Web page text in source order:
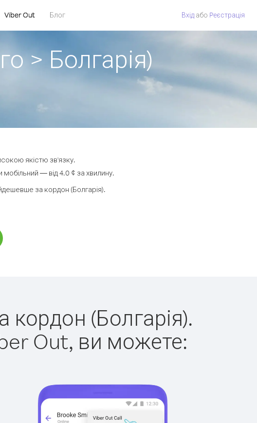
Viber Out Блог Вхід або Pеєстрація
> Болгарія)
якістю зв'язку.
— від 4.0 ¢ за хвилину.
за кордон (Болгарія).
кордон (Болгарія).
Out, ви можете: